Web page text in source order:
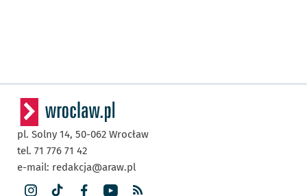
pl. Solny 14, 50-062 Wrocław
tel. 71 776 71 42
e-mail: redakcja@araw.pl